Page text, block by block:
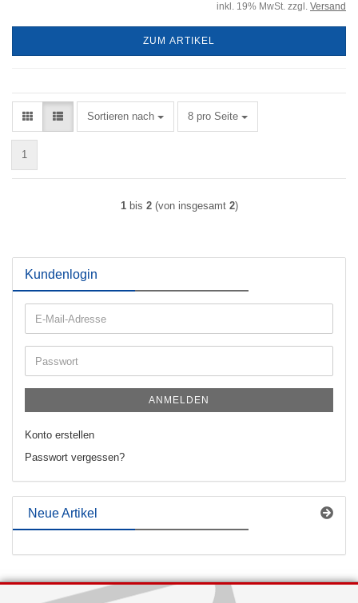
inkl. 19% MwSt. zzgl. Versand
ZUM ARTIKEL
Sortieren nach
Sortieren nach 8 pro Seite
pro Seite
1
1bis 2(von insgesamt 2)
Kundenlogin
E-
Mail-
Adresse
Passwort
ANMELDEN
Konto erstellen
Passwort vergessen?
Neue Artikel